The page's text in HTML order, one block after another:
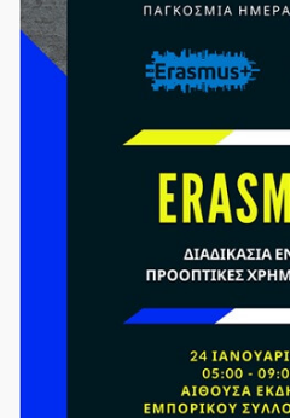
ΔΡΑΣΤΗΡΙΌΤΗΤΕΣ
SPARTANET
E-JOURNAL